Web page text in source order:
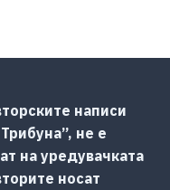
написи
не е
на уредувачката
носат